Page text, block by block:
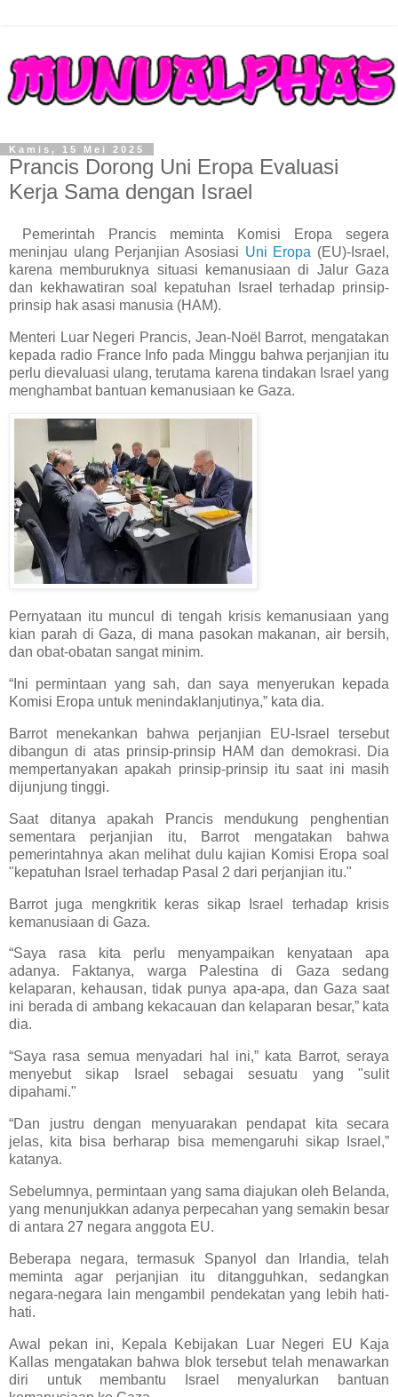
Kamis, 15 Mei 2025
Prancis Dorong Uni Eropa Evaluasi
Kerja Sama dengan Israel
Pemerintah Prancis meminta Komisi Eropa segera
meninjau ulang Perjanjian Asosiasi Uni Eropa (EU)-Israel,
karena memburuknya situasi kemanusiaan di Jalur Gaza
dan kekhawatiran soal kepatuhan Israel terhadap prinsip-
prinsip hak asasi manusia (HAM).
Menteri Luar Negeri Prancis, Jean-Noël Barrot, mengatakan
kepada radio France Info pada Minggu bahwa perjanjian itu
perlu dievaluasi ulang, terutama karena tindakan Israel yang
menghambat bantuan kemanusiaan ke Gaza.
Pernyataan itu muncul di tengah krisis kemanusiaan yang
kian parah di Gaza, di mana pasokan makanan, air bersih,
dan obat-obatan sangat minim.
“Ini permintaan yang sah, dan saya menyerukan kepada
Komisi Eropa untuk menindaklanjutinya,” kata dia.
Barrot menekankan bahwa perjanjian EU-Israel tersebut
dibangun di atas prinsip-prinsip HAM dan demokrasi. Dia
mempertanyakan apakah prinsip-prinsip itu saat ini masih
dijunjung tinggi.
Saat ditanya apakah Prancis mendukung penghentian
sementara perjanjian itu, Barrot mengatakan bahwa
pemerintahnya akan melihat dulu kajian Komisi Eropa soal
"kepatuhan Israel terhadap Pasal 2 dari perjanjian itu."
Barrot juga mengkritik keras sikap Israel terhadap krisis
kemanusiaan di Gaza.
“Saya rasa kita perlu menyampaikan kenyataan apa
adanya. Faktanya, warga Palestina di Gaza sedang
kelaparan, kehausan, tidak punya apa-apa, dan Gaza saat
ini berada di ambang kekacauan dan kelaparan besar,” kata
dia.
“Saya rasa semua menyadari hal ini,” kata Barrot, seraya
menyebut sikap Israel sebagai sesuatu yang "sulit
dipahami."
“Dan justru dengan menyuarakan pendapat kita secara
jelas, kita bisa berharap bisa memengaruhi sikap Israel,”
katanya.
Sebelumnya, permintaan yang sama diajukan oleh Belanda,
yang menunjukkan adanya perpecahan yang semakin besar
di antara 27 negara anggota EU.
Beberapa negara, termasuk Spanyol dan Irlandia, telah
meminta agar perjanjian itu ditangguhkan, sedangkan
negara-negara lain mengambil pendekatan yang lebih hati-
hati.
Awal pekan ini, Kepala Kebijakan Luar Negeri EU Kaja
Kallas mengatakan bahwa blok tersebut telah menawarkan
diri untuk membantu Israel menyalurkan bantuan